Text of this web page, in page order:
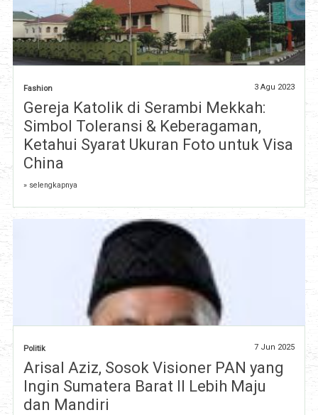
Fashion 3 Agu 2023
Gereja Katolik di Serambi Mekkah:
Simbol Toleransi & Keberagaman,
Ketahui Syarat Ukuran Foto untuk Visa
China
» selengkapnya
Politik 7 Jun 2025
Arisal Aziz, Sosok Visioner PAN yang
Ingin Sumatera Barat II Lebih Maju
dan Mandiri